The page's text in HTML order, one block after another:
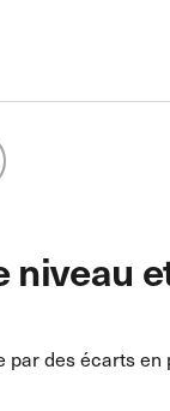
niveau
des écarts